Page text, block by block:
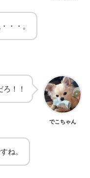
・・。
！！
でこちゃん
ね。